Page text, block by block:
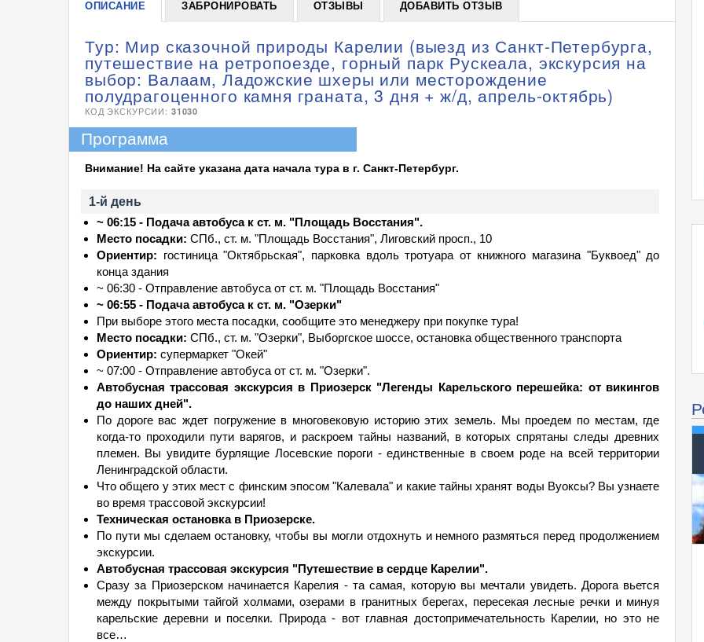
ОПИСАНИЕ ЗАБРОНИРОВАТЬ ОТЗЫВЫ ДОБАВИТЬ ОТЗЫВ
Тур: Мир сказочной природы Карелии (выезд из Санкт-Петербурга,
путешествие на ретропоезде, горный парк Рускеала, экскурсия на
выбор: Валаам, Ладожские шхеры или месторождение
полудрагоценного камня граната, 3 дня + ж/д, апрель-октябрь)
КОД ЭКСКУРСИИ: 31030
Программа
Внимание! На сайте указана дата начала тура в г. Санкт-Петербург.
1-й день
~ 06:15 - Подача автобуса к ст. м. "Площадь Восстания".
Место посадки: СПб., ст. м. "Площадь Восстания", Лиговский просп., 10
Ориентир: гостиница "Октябрьская", парковка вдоль тротуара от книжного магазина "Буквоед" до
конца здания
~ 06:30 - Отправление автобуса от ст. м. "Площадь Восстания"
~ 06:55 - Подача автобуса к ст. м. "Озерки"
При выборе этого места посадки, сообщите это менеджеру при покупке тура!
Место посадки: СПб., ст. м. "Озерки", Выборгское шоссе, остановка общественного транспорта
Ориентир: супермаркет "Окей"
~ 07:00 - Отправление автобуса от ст. м. "Озерки".
Автобусная трассовая экскурсия в Приозерск "Легенды Карельского перешейка: от викингов
до наших дней".
По дороге вас ждет погружение в многовековую историю этих земель. Мы проедем по местам, где
когда-то проходили пути варягов, и раскроем тайны названий, в которых спрятаны следы древних
племен. Вы увидите бурлящие Лосевские пороги - единственные в своем роде на всей территории
Ленинградской области.
Что общего у этих мест с финским эпосом "Калевала" и какие тайны хранят воды Вуоксы? Вы узнаете
во время трассовой экскурсии!
Техническая остановка в Приозерске.
По пути мы сделаем остановку, чтобы вы могли отдохнуть и немного размяться перед продолжением
экскурсии.
Автобусная трассовая экскурсия "Путешествие в сердце Карелии".
Сразу за Приозерском начинается Карелия - та самая, которую вы мечтали увидеть. Дорога вьется
между покрытыми тайгой холмами, озерами в гранитных берегах, пересекая лесные речки и минуя
карельские деревни и поселки. Природа - вот главная достопримечательность Карелии, но это не
все…